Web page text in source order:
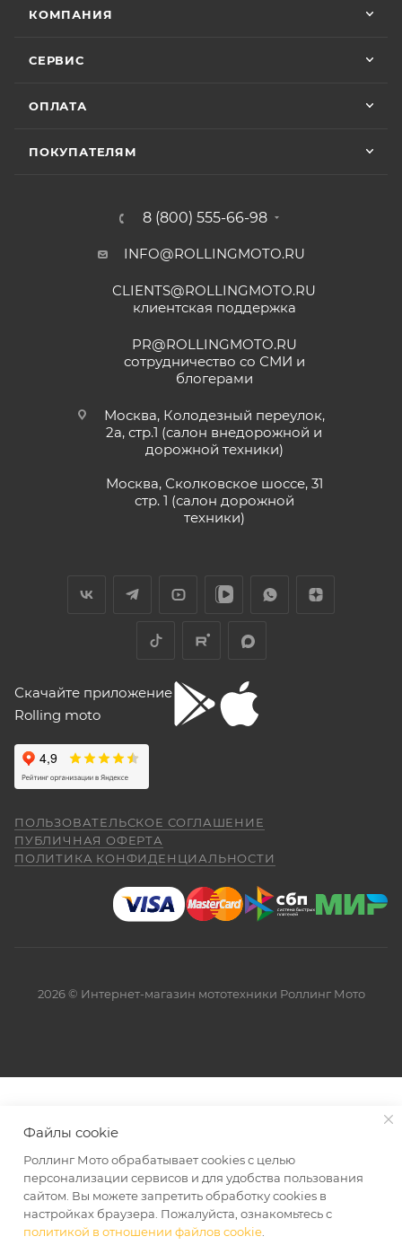
КОМПАНИЯ
СЕРВИС
ОПЛАТА
ПОКУПАТЕЛЯМ
8 (800) 555-66-98
INFO@ROLLINGMOTO.RU
CLIENTS@ROLLINGMOTO.RU
клиентская поддержка
PR@ROLLINGMOTO.RU
сотрудничество со СМИ и
блогерами
Москва, Колодезный переулок,
2а, стр.1 (салон внедорожной и
дорожной техники)
Москва, Сколковское шоссе, 31
стр. 1 (салон дорожной
техники)
Скачайте приложение
Rolling moto
ПОЛЬЗОВАТЕЛЬСКОЕ СОГЛАШЕНИЕ
ПУБЛИЧНАЯ ОФЕРТА
ПОЛИТИКА КОНФИДЕНЦИАЛЬНОСТИ
2026 © Интернет-магазин мототехники Роллинг Мото
Файлы cookie
Роллинг Мото обрабатывает сookies с целью
персонализации сервисов и для удобства пользования
сайтом. Вы можете запретить обработку сookies в
настройках браузера. Пожалуйста, ознакомьтесь с
политикой в отношении файлов cookie